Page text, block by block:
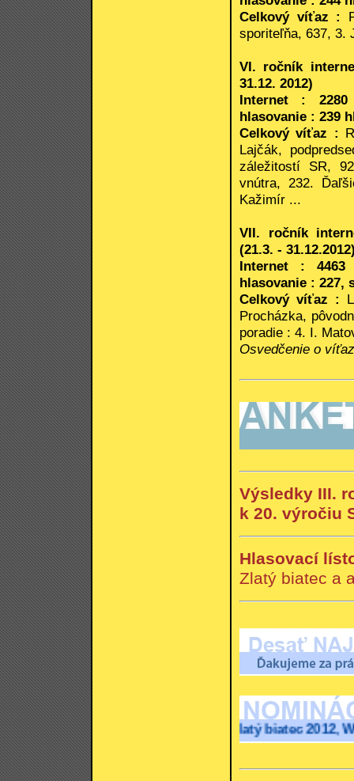
Celkový víťaz :
sporiteľňa, 637, 3.
VI. ročník
31.12. 2012)
Internet : 2280
hlasovanie : 239
Celkový víťaz :
Lajčák,
záležitostí SR,
vnútra, 232.
Kažimír ...
VII. ročník
(21.3. -
Internet : 4463
hlasovanie : 227,
Celkový víťaz :
Procházka,
poradie : 4. I.
Osvedčenie o
Výsledky III.
k 20. výročiu
Hlasovací
Zlatý biatec a
Zlatý biatec 2012, World